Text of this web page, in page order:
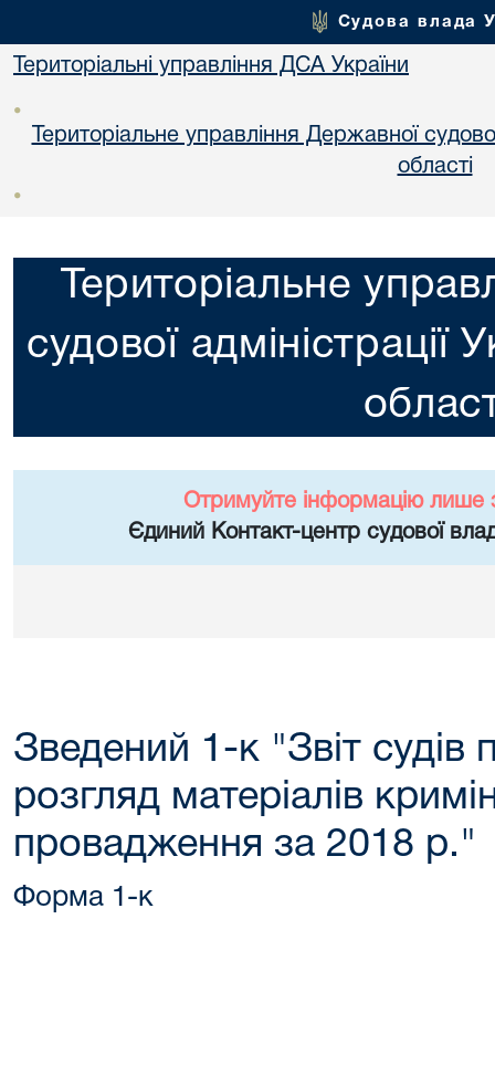
Судова влада
Територіальні управління ДСА України
•
Територіальне управління Державної
областi
•
Територіальне
судової адміністрації
Отримуйте інформацію лише
Єдиний Контакт-центр судової
Зведений 1-к "Звіт судів
розгляд матеріалів
провадження за 2018 р."
Форма 1-к